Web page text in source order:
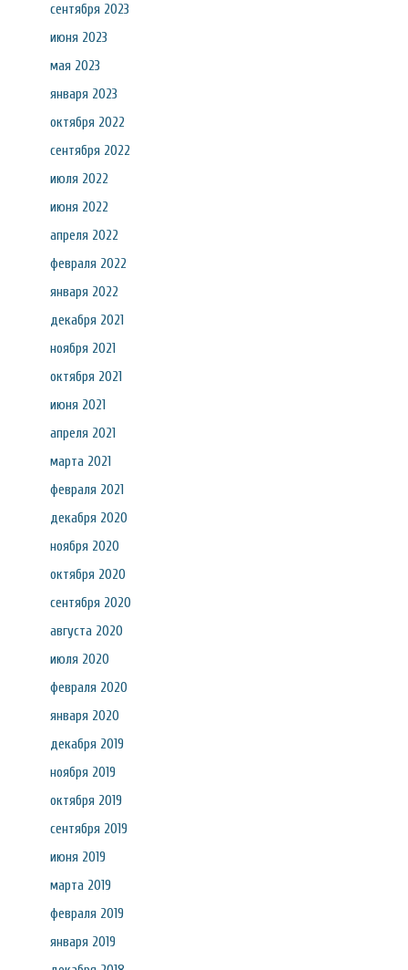
сентября 2023
июня 2023
мая 2023
января 2023
октября 2022
сентября 2022
июля 2022
июня 2022
апреля 2022
февраля 2022
января 2022
декабря 2021
ноября 2021
октября 2021
июня 2021
апреля 2021
марта 2021
февраля 2021
декабря 2020
ноября 2020
октября 2020
сентября 2020
августа 2020
июля 2020
февраля 2020
января 2020
декабря 2019
ноября 2019
октября 2019
сентября 2019
июня 2019
марта 2019
февраля 2019
января 2019